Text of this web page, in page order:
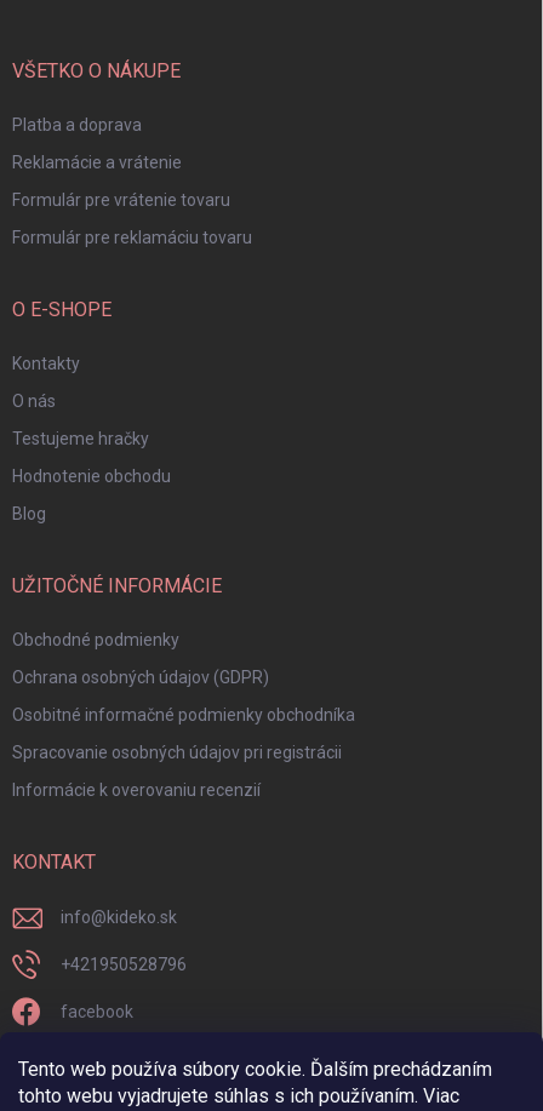
Tento web používa súbory cookie. Ďalším prechádzaním
tohto webu vyjadrujete súhlas s ich používaním. Viac
VŠETKO O NÁKUPE
Platba a doprava
Reklamácie a vrátenie
Formulár pre vrátenie tovaru
Formulár pre reklamáciu tovaru
O E-SHOPE
Kontakty
O nás
Testujeme hračky
Hodnotenie obchodu
Blog
UŽITOČNÉ INFORMÁCIE
Obchodné podmienky
Ochrana osobných údajov (GDPR)
Osobitné informačné podmienky obchodníka
Spracovanie osobných údajov pri registrácii
Informácie k overovaniu recenzií
KONTAKT
info@kideko.sk
+421950528796
facebook
kideko.sk/